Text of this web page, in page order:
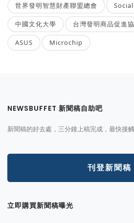
世界發明智慧財產聯盟總會
中國文化大學 台灣發明商品促進
ASUS Microchip
NEWSBUFFET 新聞稿自助吧
新聞稿的好去處，三分鐘上稿完成，最快接
刊登新聞稿
立即購買新聞稿曝光